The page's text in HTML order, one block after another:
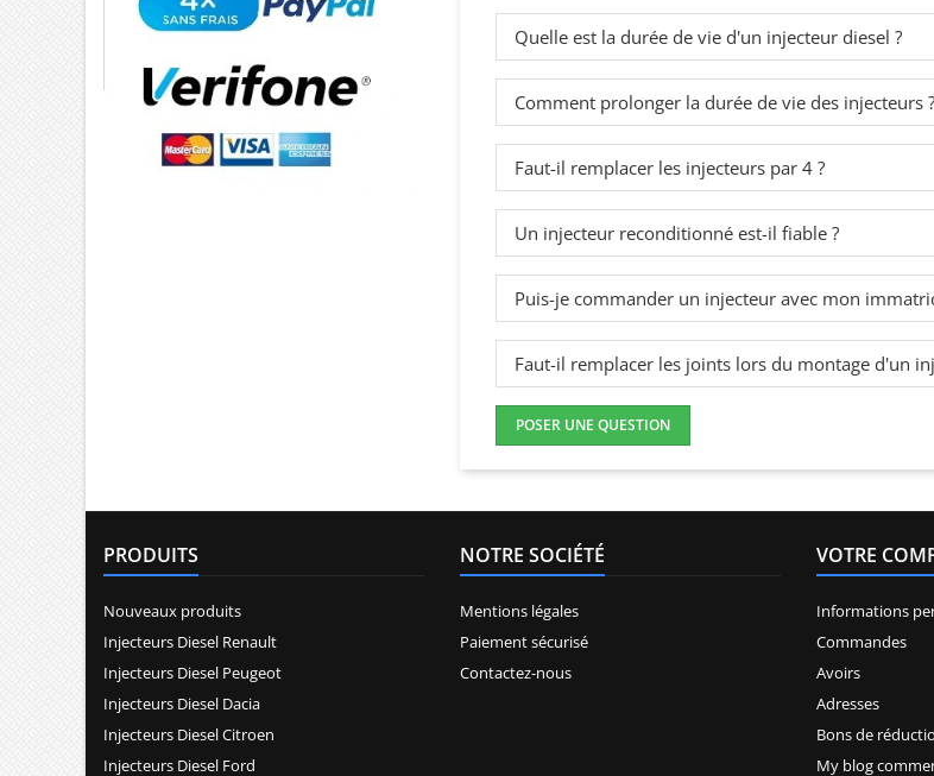
Quelle est la durée de vie d'un injecteur diesel ?
Comment prolonger la durée de vie des injecteurs ?
Faut-il remplacer les injecteurs par 4 ?
Un injecteur reconditionné est-il fiable ?
Puis-je commander un injecteur avec mon
Faut-il remplacer les joints lors du montage d'un
POSER UNE QUESTION
PRODUITS
Nouveaux produits
Injecteurs Diesel Renault
Injecteurs Diesel Peugeot
Injecteurs Diesel Dacia
Injecteurs Diesel Citroen
Injecteurs Diesel Ford
NOTRE SOCIÉTÉ
Mentions légales
Paiement sécurisé
Contactez-nous
VOTRE
Informations
Commandes
Avoirs
Adresses
Bons de
My blog